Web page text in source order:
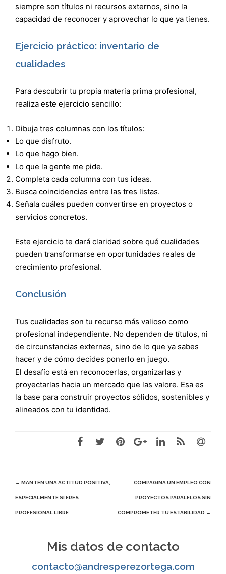
siempre son títulos ni recursos externos, sino la
capacidad de reconocer y aprovechar lo que ya tienes.
Ejercicio práctico: inventario de
cualidades
Para descubrir tu propia materia prima profesional,
realiza este ejercicio sencillo:
Dibuja tres columnas con los títulos:
Lo que disfruto.
Lo que hago bien.
Lo que la gente me pide.
Completa cada columna con tus ideas.
Busca coincidencias entre las tres listas.
Señala cuáles pueden convertirse en proyectos o
servicios concretos.
Este ejercicio te dará claridad sobre qué cualidades
pueden transformarse en oportunidades reales de
crecimiento profesional.
Conclusión
Tus cualidades son tu recurso más valioso como
profesional independiente. No dependen de títulos, ni
de circunstancias externas, sino de lo que ya sabes
hacer y de cómo decides ponerlo en juego.
El desafío está en reconocerlas, organizarlas y
proyectarlas hacia un mercado que las valore. Esa es
la base para construir proyectos sólidos, sostenibles y
alineados con tu identidad.
Navegación
de
← MANTÉN UNA ACTITUD POSITIVA,
ESPECIALMENTE SI ERES
PROFESIONAL LIBRE
COMPAGINA UN EMPLEO CON
PROYECTOS PARALELOS SIN
COMPROMETER TU ESTABILIDAD →
Mis datos de contacto
contacto@andresperezortega.com